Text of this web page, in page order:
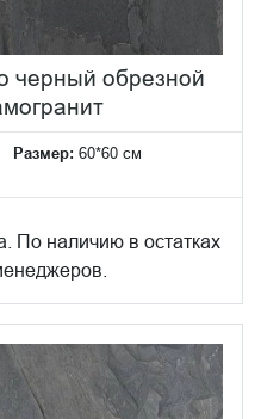
черный обрезной
Размер: 60*60 см
По наличию в остатках